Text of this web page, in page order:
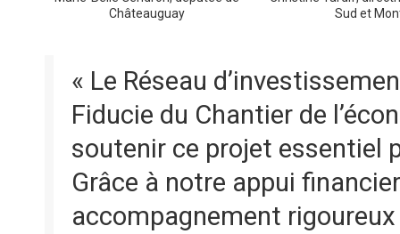
Châteauguay
Sud et
« Le Réseau
Fiducie du Chantier de
soutenir ce projet essentiel
Grâce à notre appui
accompagnement